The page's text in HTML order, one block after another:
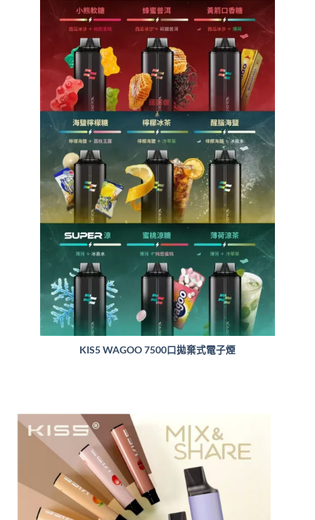
KIS5 WAGOO 7500口拋棄式電子煙